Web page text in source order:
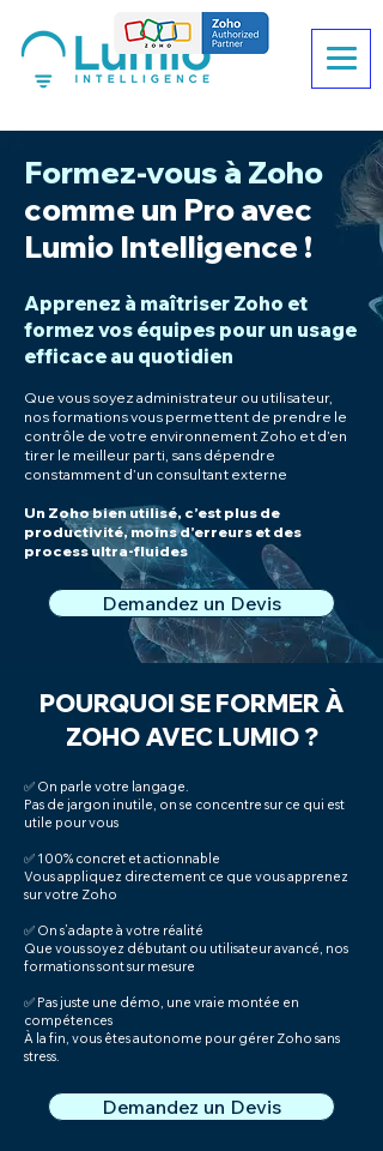
Formez-vous à Zoho
comme un Pro avec
Lumio Intelligence !
Apprenez à maîtriser Zoho et
formez vos équipes pour un usage
efficace au quotidien
Que vous soyez administrateur ou utilisateur,
nos formations vous permettent de prendre le
contrôle de votre environnement Zoho et d’en
tirer le meilleur parti, sans dépendre
constamment d’un consultant externe
Un Zoho bien utilisé, c’est plus de
productivité, moins d’erreurs et des
process ultra-fluides
Demandez un Devis
POURQUOI SE FORMER À
ZOHO AVEC LUMIO ?
✅ On parle votre langage.
Pas de jargon inutile, on se concentre sur ce qui est
utile pour vous
✅ 100% concret et actionnable
Vous appliquez directement ce que vous apprenez
sur votre Zoho
✅ On s’adapte à votre réalité
Que vous soyez débutant ou utilisateur avancé, nos
formations sont sur mesure
✅ Pas juste une démo, une vraie montée en
compétences
À la fin, vous êtes autonome pour gérer Zoho sans
stress.
Demandez un Devis